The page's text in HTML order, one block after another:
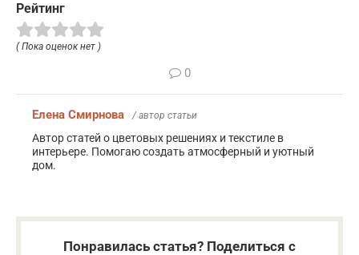
Рейтинг
( Пока оценок нет )
0
Елена Смирнова / автор статьи
Автор статей о цветовых решениях и текстиле в
интерьере. Помогаю создать атмосферный и уютный
дом.
Понравилась статья? Поделиться с